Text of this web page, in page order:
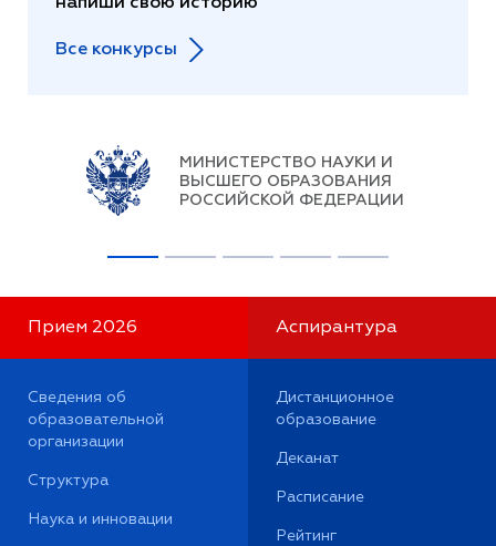
Все конкурсы
МИНИСТЕРСТВО НАУКИ И
ВЫСШЕГО ОБРАЗОВАНИЯ
РОССИЙСКОЙ ФЕДЕРАЦИИ
Сведения об
образовательной
организации
Структура
Наука и инновации
Дистанционное
образование
Деканат
Расписание
Рейтинг
Прием 2026 Аспирантура